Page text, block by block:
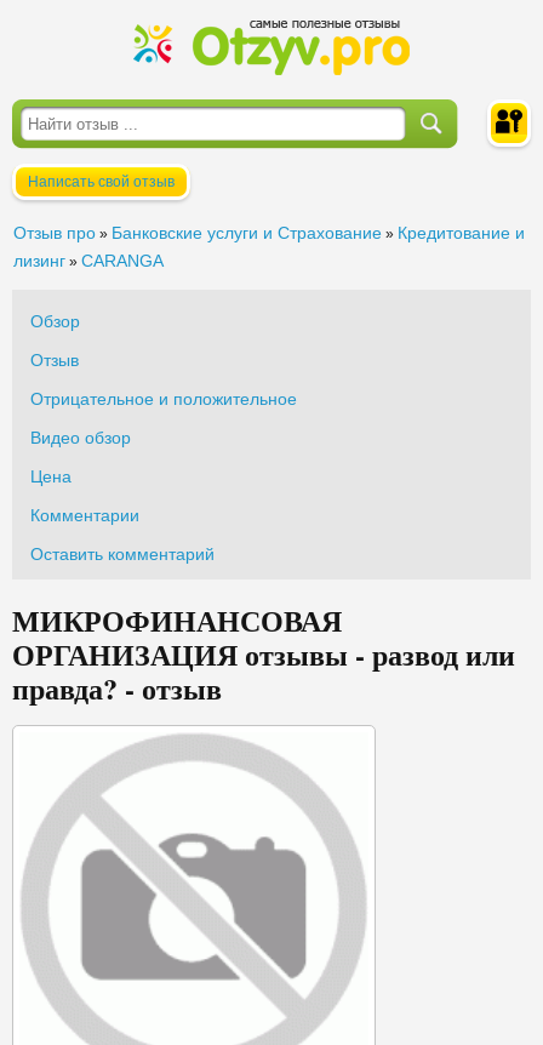
Написать свой отзыв
Отзыв про » Банковские услуги и Страхование » Кредитование и
лизинг » CARANGA
Обзор
Отзыв
Отрицательное и положительное
Видео обзор
Цена
Комментарии
Оставить комментарий
МИКРОФИНАНСОВАЯ
ОРГАНИЗАЦИЯ отзывы - развод или
правда? - отзыв